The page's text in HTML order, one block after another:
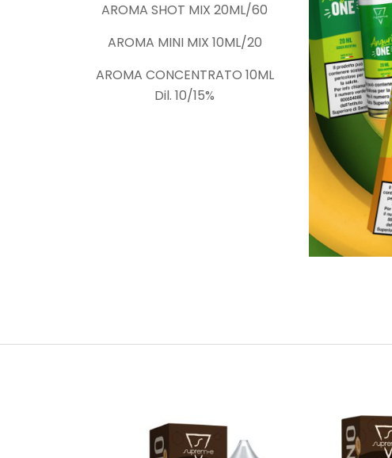
AROMA SHOT MIX 20ML/60
AROMA MINI MIX 10ML/20
AROMA CONCENTRATO 10ML
Dil. 10/15%